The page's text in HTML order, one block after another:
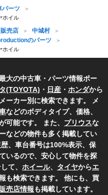
パーツ
ホイル
売店
中城村
のパーツ
ホイル
大の中古車・パーツ情報ポー
(TOYOTA) ・ 日産 ・ ホンダから
ーカー別に検索できます。 メ
などのボディタイプ、価格、
可能です。 また、 プリウスな
などの物件も多く掲載してい
、車台番号は100%表示、保
いるので、安心して物件を探
て、 ホイール、 タイヤからエ
も検索できます。 他にも、買
販売店情報も掲載しています。